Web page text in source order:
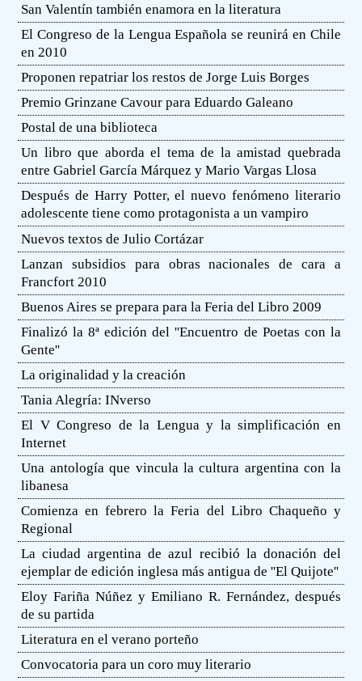
San Valentín también enamora en la literatura
El Congreso de la Lengua Española se reunirá en Chile
en 2010
Proponen repatriar los restos de Jorge Luis Borges
Premio Grinzane Cavour para Eduardo Galeano
Postal de una biblioteca
Un libro que aborda el tema de la amistad quebrada
entre Gabriel García Márquez y Mario Vargas Llosa
Después de Harry Potter, el nuevo fenómeno literario
adolescente tiene como protagonista a un vampiro
Nuevos textos de Julio Cortázar
Lanzan subsidios para obras nacionales de cara a
Francfort 2010
Buenos Aires se prepara para la Feria del Libro 2009
Finalizó la 8ª edición del ''Encuentro de Poetas con la
Gente''
La originalidad y la creación
Tania Alegría: INverso
El V Congreso de la Lengua y la simplificación en
Internet
Una antología que vincula la cultura argentina con la
libanesa
Comienza en febrero la Feria del Libro Chaqueño y
Regional
La ciudad argentina de azul recibió la donación del
ejemplar de edición inglesa más antigua de ''El Quijote''
Eloy Fariña Núñez y Emiliano R. Fernández, después
de su partida
Literatura en el verano porteño
Convocatoria para un coro muy literario